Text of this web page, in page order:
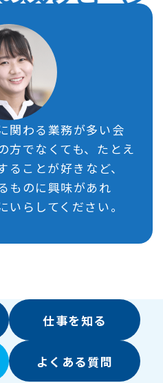
関わる業務が多い会
方でなくても、たとえ
ることが好きなど、
ものに興味があれ
らしてください。
仕事を知る
よくある質問